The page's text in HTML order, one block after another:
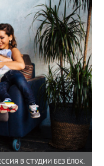
В СТУДИИ БЕЗ ЁЛОК.